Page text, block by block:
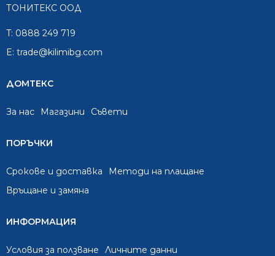
ТОНИТЕКС ООД
T: 0888 249 719
E: trade@kilimibg.com
ДОМТЕКС
За нас Mагазини Съвети
ПОРЪЧКИ
Срокове и доставка
Методи на плащане
Връщане и замяна
ИНФОРМАЦИЯ
Условия за ползване Личните данни